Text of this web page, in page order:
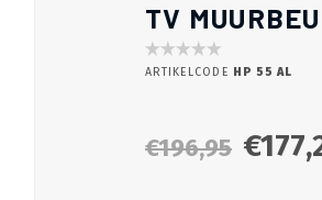
TV
ARTIKELCODE HP 55 AL
€196,95